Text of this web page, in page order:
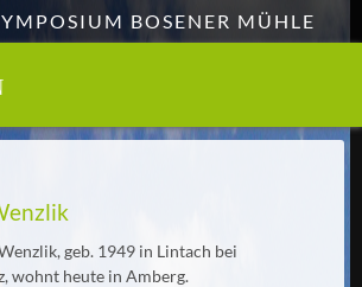
BOSENER MÜHLE
geb. 1949 in Lintach bei
wohnt heute in Amberg.